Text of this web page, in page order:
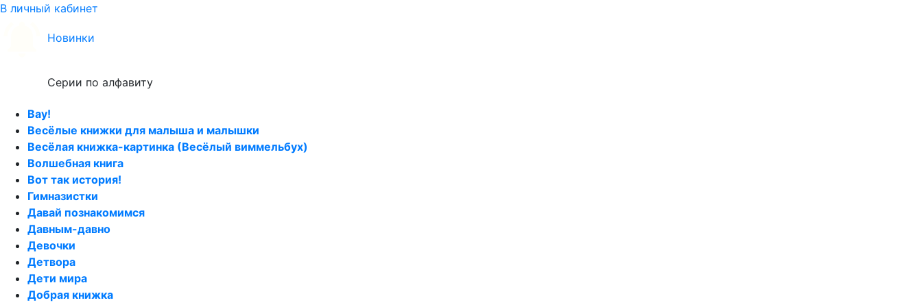
В личный кабинет
Новинки
Серии по алфавиту
Вау!
Весёлые книжки для малыша и малышки
Весёлая книжка-картинка (Весёлый виммельбух)
Волшебная книга
Вот так история!
Гимназистки
Давай познакомимся
Давным-давно
Девочки
Детвора
Дети мира
Добрая книжка